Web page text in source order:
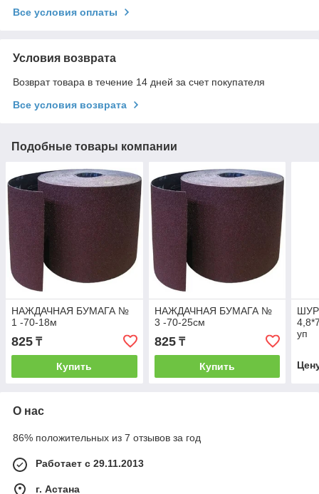
Все условия оплаты
Условия возврата
Возврат товара в течение 14 дней за счет покупателя
Все условия возврата
Подобные товары компании
НАЖДАЧНАЯ БУМАГА №
1 -70-18м
825 ₸
Купить
НАЖДАЧНАЯ БУМАГА №
3 -70-25см
825₸
Купить
уп
О нас
86% положительных из 7 отзывов за год
Работает с 29.11.2013
г. Астана